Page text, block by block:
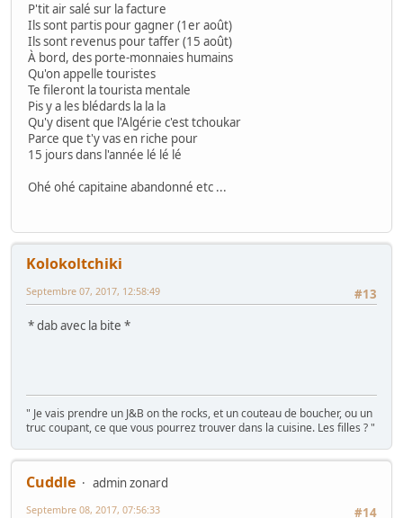
P'tit air salé sur la facture
Ils sont partis pour gagner (1er août)
Ils sont revenus pour taffer (15 août)
À bord, des porte-monnaies humains
Qu'on appelle touristes
Te fileront la tourista mentale
Pis y a les blédards la la la
Qu'y disent que l'Algérie c'est tchoukar
Parce que t'y vas en riche pour
15 jours dans l'année lé lé lé
Ohé ohé capitaine abandonné etc ...
Kolokoltchiki
#13
Septembre 07, 2017, 12:58:49
* dab avec la bite *
" Je vais prendre un J&B on the rocks, et un couteau de boucher, ou un
truc coupant, ce que vous pourrez trouver dans la cuisine. Les filles ? "
Cuddle
admin zonard
#14
Septembre 08, 2017, 07:56:33